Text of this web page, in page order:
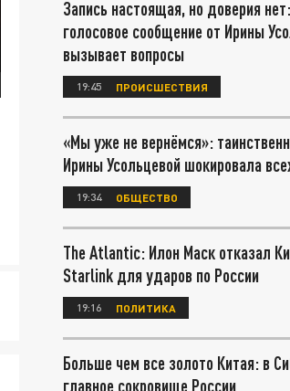
Запись настоящая, но доверия
голосовое сообщение от Ирины
вызывает вопросы
19:45 ПРОИСШЕСТВИЯ
«Мы уже не вернёмся»:
Ирины Усольцевой шокировала
19:34 ОБЩЕСТВО
The Atlantic: Илон Маск отказал
Starlink для ударов по России
19:16 ПОЛИТИКА
Больше чем все золото Китая: в
главное сокровище России